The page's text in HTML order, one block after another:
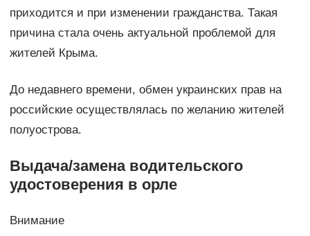
приходится и при изменении гражданства. Такая
причина стала очень актуальной проблемой для
жителей Крыма.
До недавнего времени, обмен украинских прав на
российские осуществлялась по желанию жителей
полуострова.
Выдача/замена водительского
удостоверения в орле
Внимание